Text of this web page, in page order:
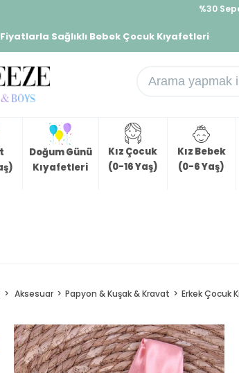
%30
Sağlıklı Bebek Çocuk Kıyafetleri
Doğum Günü
Kıyafetleri
Kız Çocuk
(0-16 Yaş)
Kız Bebek
(0-6 Yaş)
Aksesuar Papyon & Kuşak & Kravat Erkek Çocuk